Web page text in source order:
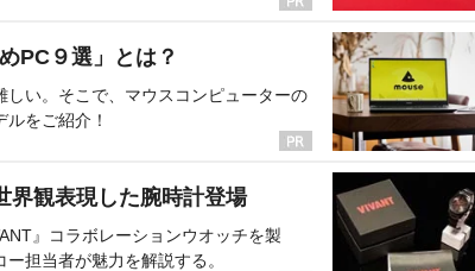
PC９選」とは？
しい。そこで、マウスコンピューターの
をご紹介！
界観表現した腕時計登場
』コラボレーションウオッチを製
担当者が魅力を解説する。